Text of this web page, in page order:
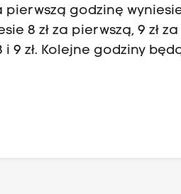
pierwszą godzinę
8 zł za pierwszą, 9 zł za
9 zł. Kolejne godziny